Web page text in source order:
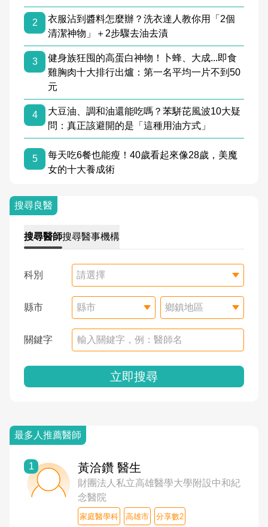
2
衣服沾到醬料怎麼辦？洗衣達人教你用「2個
清潔神物」＋2步驟去油去漬
3
健身族狂囤的高蛋白神物！卜蜂、大成...即食
雞胸肉十大排行出爐：第一名平均一片不到50
元
4
大豆油、調和油還能吃嗎？苯駢芘風波10大疑
問：真正該避開的是「這種用油方式」
5
每天吃6餐也能瘦！40歲看起來像28歲，美魔
女的十大養成術
搜尋良醫
搜尋醫師搜尋醫事機構
科別 請選擇
縣市 縣市 鄉鎮地區
關鍵字
立即搜尋
最多人推薦醫師
1 黃洽鑽 醫生
財團法人私立高雄醫學大學附設中和紀
念醫院
家庭醫學科 高雄市 分享數2